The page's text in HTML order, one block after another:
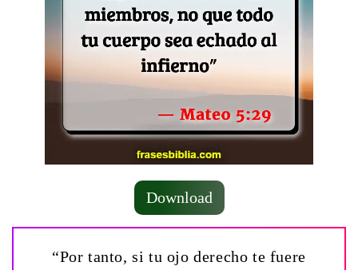
Download
“Por tanto, si tu ojo derecho te fuere